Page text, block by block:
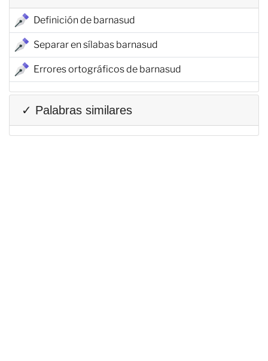
Definición de barnasud
Separar en sílabas barnasud
Errores ortográficos de barnasud
✓ Palabras similares